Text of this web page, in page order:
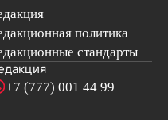
политика
стандарты
+7 (777) 001 44 99